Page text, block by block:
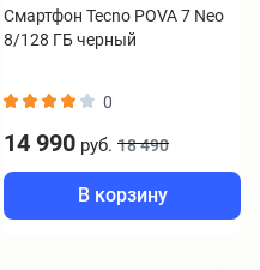
Смартфон Tecno POVA 7 Neo
8/128 ГБ черный
0
14 990 руб. 18 490
В корзину